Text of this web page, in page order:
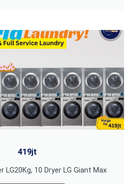
419jt
LG20Kg, 10 Dryer LG Giant Max